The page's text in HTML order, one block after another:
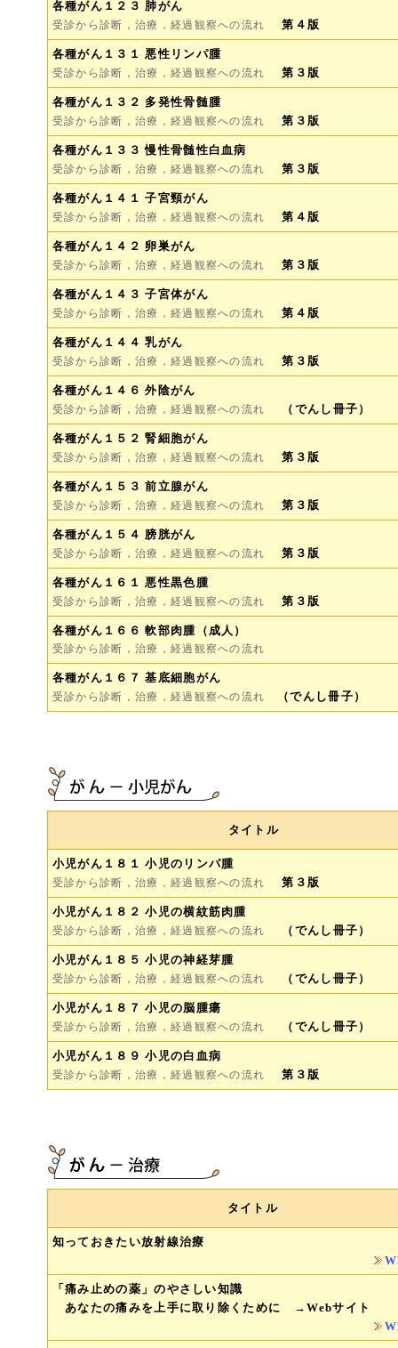
各種がん１２３ 肺がん
受診から診断，治療，経過観察への流れ 第４版
各種がん１３１ 悪性リンパ腫
受診から診断，治療，経過観察への流れ 第３版
各種がん１３２ 多発性骨髄腫
受診から診断，治療，経過観察への流れ 第３版
各種がん１３３ 慢性骨髄性白血病
受診から診断，治療，経過観察への流れ 第３版
各種がん１４１ 子宮頸がん
受診から診断，治療，経過観察への流れ 第４版
各種がん１４２ 卵巣がん
受診から診断，治療，経過観察への流れ 第３版
各種がん１４３ 子宮体がん
受診から診断，治療，経過観察への流れ 第４版
各種がん１４４ 乳がん
受診から診断，治療，経過観察への流れ 第３版
各種がん１４６ 外陰がん
受診から診断，治療，経過観察への流れ （でんし冊子）
各種がん１５２ 腎細胞がん
受診から診断，治療，経過観察への流れ 第３版
各種がん１５３ 前立腺がん
受診から診断，治療，経過観察への流れ 第３版
各種がん１５４ 膀胱がん
受診から診断，治療，経過観察への流れ 第３版
各種がん１６１ 悪性黒色腫
受診から診断，治療，経過観察への流れ 第３版
各種がん１６６ 軟部肉腫（成人）
受診から診断，治療，経過観察への流れ
各種がん１６７ 基底細胞がん
受診から診断，治療，経過観察への流れ （でんし冊子）
タイトル
小児がん１８１ 小児のリンパ腫
受診から診断，治療，経過観察への流れ 第３版
小児がん１８２ 小児の横紋筋肉腫
受診から診断，治療，経過観察への流れ （でんし冊子）
小児がん１８５ 小児の神経芽腫
受診から診断，治療，経過観察への流れ （でんし冊子）
小児がん１８７ 小児の脳腫瘍
受診から診断，治療，経過観察への流れ （でんし冊子）
小児がん１８９ 小児の白血病
受診から診断，治療，経過観察への流れ 第３版
タイトル
知っておきたい放射線治療
「痛み止めの薬」のやさしい知識
あなたの痛みを上手に取り除くために →Webサイト